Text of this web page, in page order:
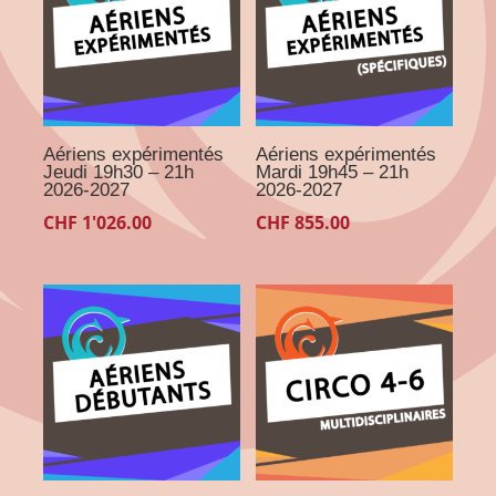
Aériens expérimentés
Jeudi 19h30 – 21h
2026-2027
CHF 1'026.00
Aériens expérimentés
Mardi 19h45 – 21h
2026-2027
CHF 855.00